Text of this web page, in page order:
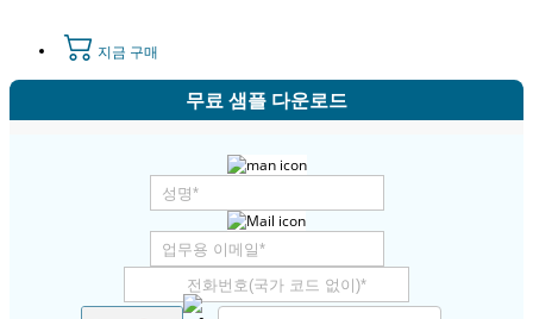
지금 구매
무료 샘플 다운로드